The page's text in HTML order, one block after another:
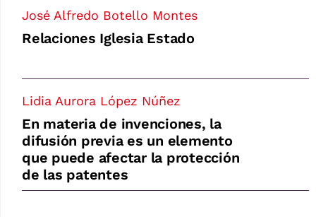
José Alfredo Botello Montes
Relaciones Iglesia Estado
Lidia Aurora López Núñez
En materia de invenciones, la
difusión previa es un elemento
que puede afectar la protección
de las patentes